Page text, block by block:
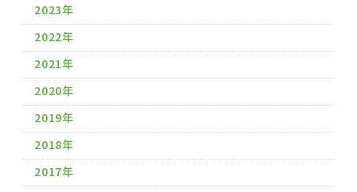
2023年
2022年
2021年
2020年
2019年
2018年
2017年